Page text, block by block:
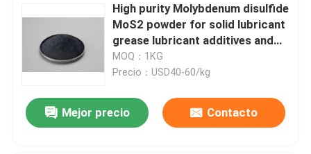
Control de calidad
Éntrenos en contacto con
Pida una cita
High purity Molybdenum disulfide
MoS2 powder for solid lubricant
grease lubricant additives and
friction improver
MOQ：1KG
Precio：USD40-60/kg
Mejor precio Contacto